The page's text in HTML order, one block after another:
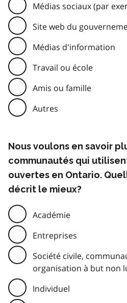
Médias sociaux (par
Site web du
Médias d'information
Travail ou école
Amis ou famille
Autres
Nous voulons en savoir
communautés qui
ouvertes en Ontario.
décrit le mieux?
Académie
Entreprises
Société civile,
organisation à but non
Individuel